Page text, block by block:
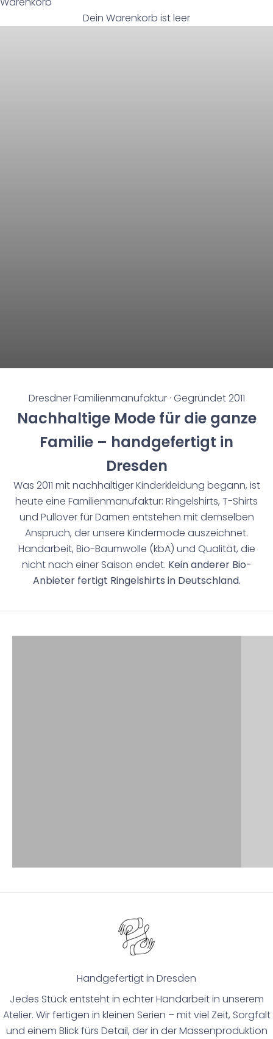
Dein Warenkorb ist leer
SOMMER SALE BABY & KINDER
Dresdner Familienmanufaktur · Gegründet 2011
Nachhaltige Mode für die ganze
Familie – handgefertigt in
Dresden
Was 2011 mit nachhaltiger Kinderkleidung begann, ist
heute eine Familienmanufaktur: Ringelshirts, T-Shirts
und Pullover für Damen entstehen mit demselben
Anspruch, der unsere Kindermode auszeichnet.
Handarbeit, Bio-Baumwolle (kbA) und Qualität, die
nicht nach einer Saison endet. Kein anderer Bio-
Anbieter fertigt Ringelshirts in Deutschland.
Handgefertigt in Dresden
Jedes Stück entsteht in echter Handarbeit in unserem
Atelier. Wir fertigen in kleinen Serien – mit viel Zeit, Sorgfalt
und einem Blick fürs Detail, der in der Massenproduktion